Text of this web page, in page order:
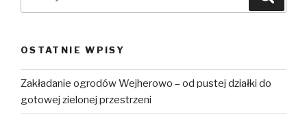
OSTATNIE WPISY
Zakładanie ogrodów Wejherowo – od pustej działki do
gotowej zielonej przestrzeni